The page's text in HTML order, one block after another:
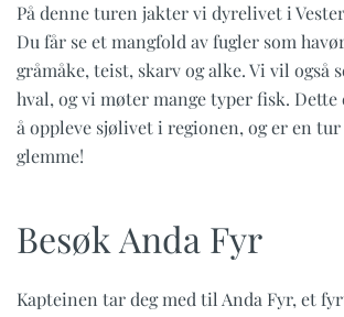
På denne turen jakter vi dyrelivet i
Du får se et mangfold av fugler som
gråmåke, teist, skarv og alke. Vi vil også
hval, og vi møter mange typer fisk.
å oppleve sjølivet i regionen, og er en
glemme!
Besøk Anda Fyr
Kapteinen tar deg med til Anda Fyr, et